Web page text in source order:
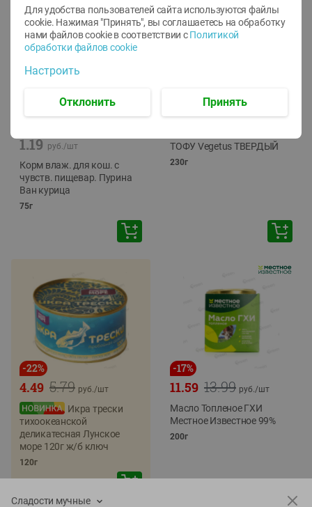
1.19 руб./шт
Корм влаж. для кош. с
чувств. пищевар. Пурина
Ван курица
75г
ТОФУ Vegetus ТВЕРДЫЙ
230г
-22%
5.79
4.49 руб./шт
Икра трески
тихоокеанской
деликатесная Лунское
море 120г ж/б ключ
120г
-17%
13.99
11.59 руб./шт
Масло Топленое ГХИ
Местное Известное 99%
200г
Сладости мучные
Для удобства пользователей сайта используются файлы
cookie. Нажимая "Принять", вы соглашаетесь на обработку
нами файлов cookie в соответствии с Политикой
обработки файлов cookie
Настроить
Отклонить Принять